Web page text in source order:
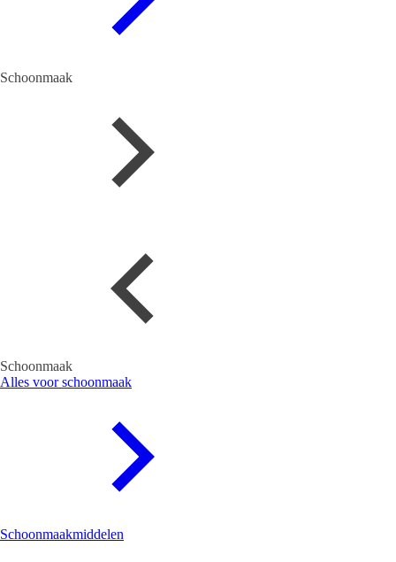
Schoonmaak
Schoonmaak
Alles voor schoonmaak
Schoonmaakmiddelen